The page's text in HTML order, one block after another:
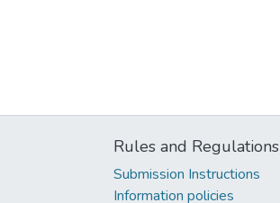
Rules and Regulations
Submission Instructions
Information policies